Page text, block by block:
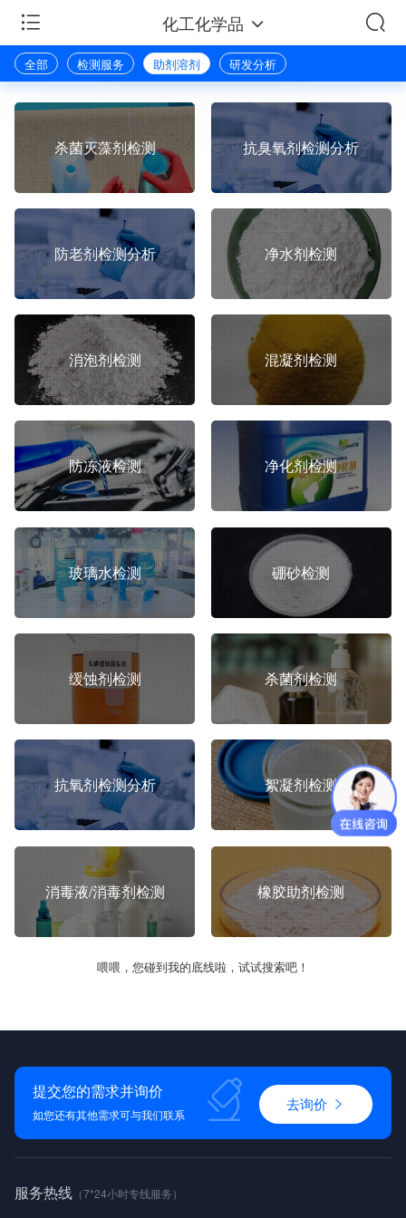
化工化学品
全部 检测服务 助剂溶剂 研发分析
杀菌灭藻剂检测 抗臭氧剂检测分析
防老剂检测分析 净水剂检测
消泡剂检测 混凝剂检测
防冻液检测 净化剂检测
玻璃水检测 硼砂检测
缓蚀剂检测 杀菌剂检测
抗氧剂检测分析 絮凝剂检测
消毒液/消毒剂检测 橡胶助剂检测
喂喂，您碰到我的底线啦，试试搜索吧！
提交您的需求并询价
如您还有其他需求可与我们联系
去询价
服务热线 （7*24小时专线服务）